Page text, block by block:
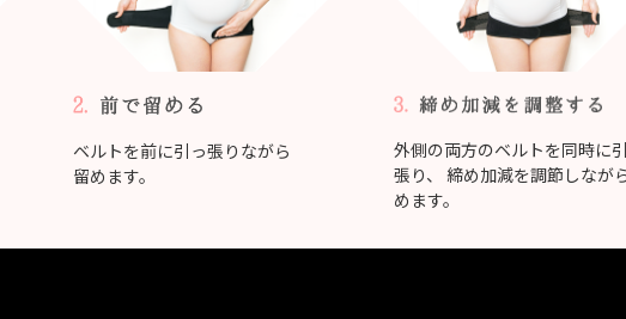
ベルトを前に引っ張りながら
留めます。
外側の両方のベルトを同時に
張り、 締め加減を調節しなが
めます。